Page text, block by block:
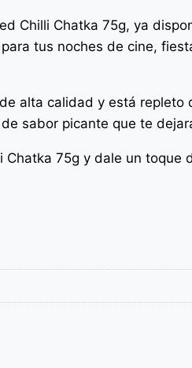
Chilli Chatka 75g, ya
tus noches de cine,
alta calidad y está
sabor picante que te
75g y dale un